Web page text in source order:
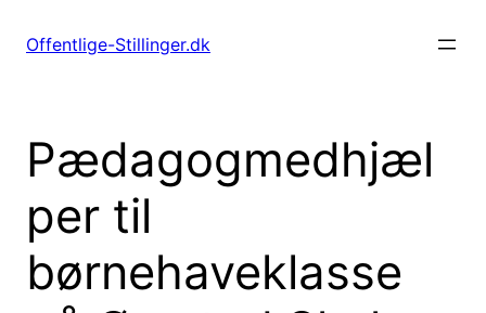
Offentlige-Stillinger.dk
Pædagogmedhjæl
per til
børnehaveklasse